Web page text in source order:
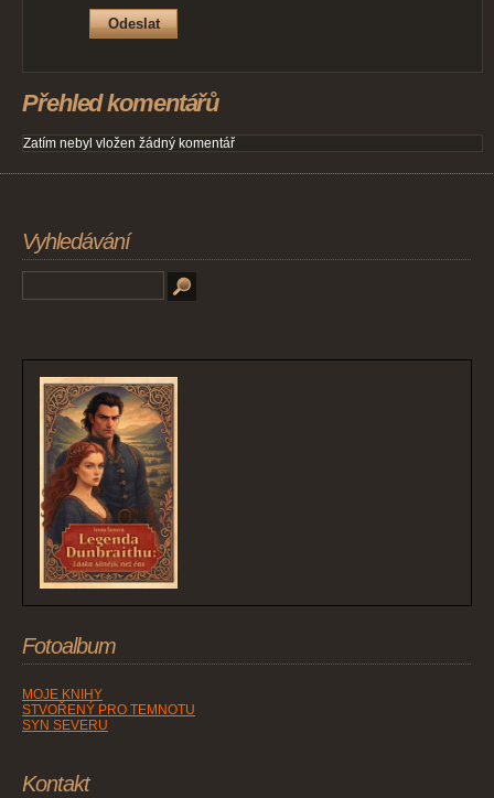
Přehled komentářů
Zatím nebyl vložen žádný komentář
Vyhledávání
Fotoalbum
MOJE KNIHY
STVOŘENÝ PRO TEMNOTU
SYN SEVERU
Kontakt